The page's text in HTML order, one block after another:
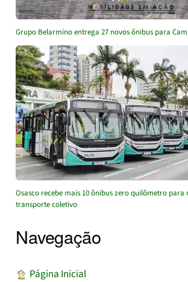
Grupo Belarmino entrega 27 novos ônibus para
Osasco recebe mais 10 ônibus zero quilômetro
transporte coletivo
Navegação
︎ Página Inicial